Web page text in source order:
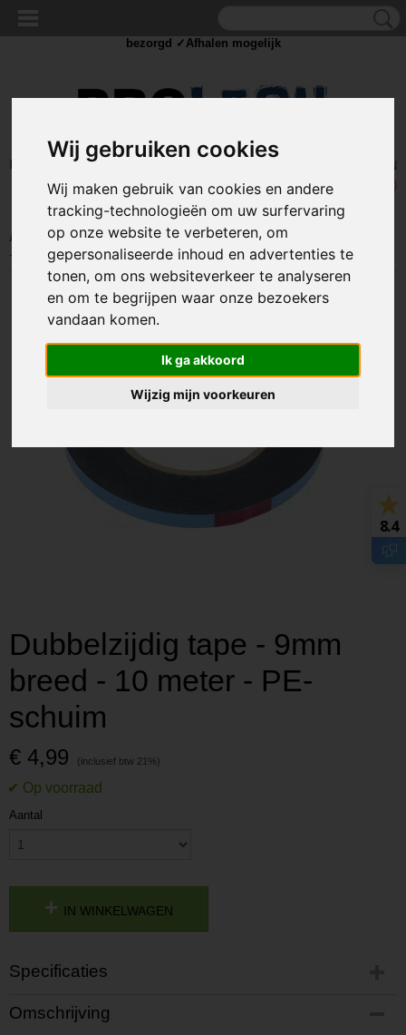
Wij gebruiken cookies
Wij maken gebruik van cookies en andere
tracking-technologieën om uw surfervaring
op onze website te verbeteren, om
gepersonaliseerde inhoud en advertenties te
tonen, om ons websiteverkeer te analyseren
en om te begrijpen waar onze bezoekers
vandaan komen.
Ik ga akkoord
Wijzig mijn voorkeuren
Inloggen Registreren
UW WINKELWAGEN
Geen producten
(0)
Home >GEREEDSCHAP>Isolatietape>Dubbelzijdig tape - 9mm breed
- 10 meter - PE-schuim
Dubbelzijdig tape - 9mm
breed - 10 meter - PE-
schuim
€ 4,99
Aantal
IN WINKELWAGEN
Specificaties
Productcode
P20215231510
Omschrijving
bezorgd ✓Afhalen mogelijk
8.4